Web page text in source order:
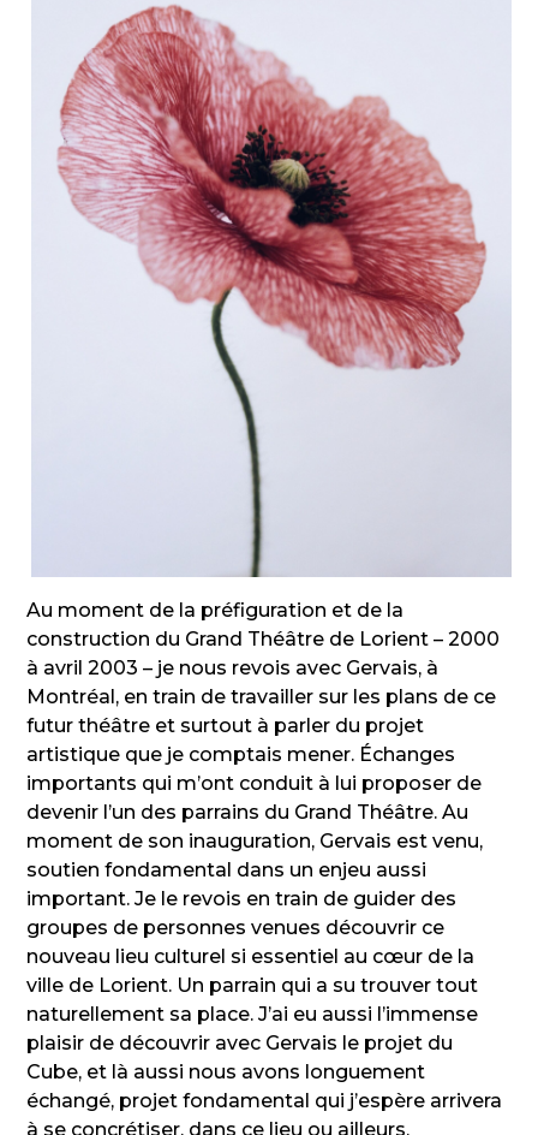
Au moment de la préfiguration et de la
construction du Grand Théâtre de Lorient – 2000
à avril 2003 – je nous revois avec Gervais, à
Montréal, en train de travailler sur les plans de ce
futur théâtre et surtout à parler du projet
artistique que je comptais mener. Échanges
importants qui m’ont conduit à lui proposer de
devenir l’un des parrains du Grand Théâtre. Au
moment de son inauguration, Gervais est venu,
soutien fondamental dans un enjeu aussi
important. Je le revois en train de guider des
groupes de personnes venues découvrir ce
nouveau lieu culturel si essentiel au cœur de la
ville de Lorient. Un parrain qui a su trouver tout
naturellement sa place. J’ai eu aussi l’immense
plaisir de découvrir avec Gervais le projet du
Cube, et là aussi nous avons longuement
échangé, projet fondamental qui j’espère arrivera
à se concrétiser, dans ce lieu ou ailleurs,